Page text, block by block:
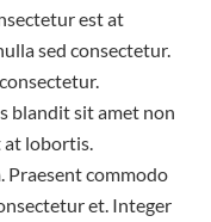
est at
sed consectetur.
blandit sit amet non
at lobortis.
Praesent commodo
et. Integer